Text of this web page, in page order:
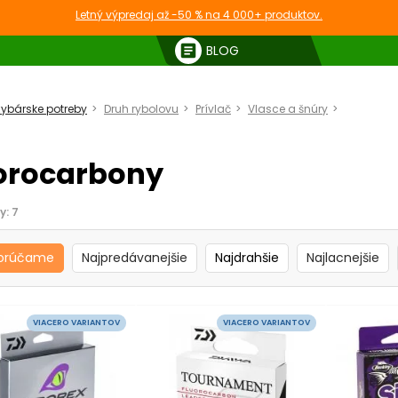
Letný výpredaj až -50 % na 4 000+ produktov.
article BLOG
potreby Druh rybolovu Prívlač Vlasce a šnúry
7
Najpredávanejšie Najdrahšie Najlacnejšie
VIACERO VARIANTOV VIACERO VARIANTOV